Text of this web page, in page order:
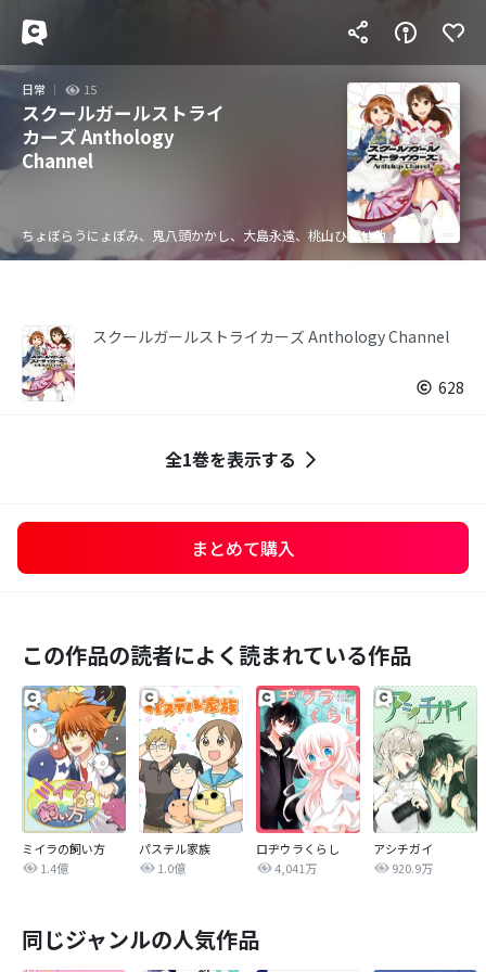
日常 15
スクールガールストライ
カーズ Anthology
Channel
ちょぼらうにょぽみ、鬼八頭かかし、大島永遠、桃山ひなせ他
スクールガールストライカーズ Anthology Channel
628
全1巻を表示する
まとめて購入
この作品の読者によく読まれている作品
ミイラの飼い方
1.4億
パステル家族
1.0億
ロヂウラくらし
4,041万
アシチガイ
920.9万
同じジャンルの人気作品